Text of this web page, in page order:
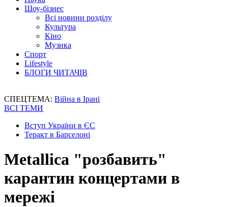
Шоу-бізнес
Всі новини розділу
Культура
Кіно
Музика
Спорт
Lifestyle
БЛОГИ ЧИТАЧІВ
СПЕЦТЕМА: Війна в Ірані
ВСІ ТЕМИ
Вступ України в ЄС
Теракт в Барселоні
Metallica "розбавить"
карантин концертами в
мережі